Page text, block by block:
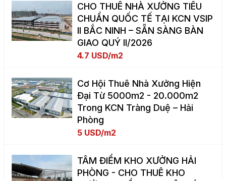
CHO THUÊ NHÀ XƯỞNG TIÊU
CHUẨN QUỐC TẾ TẠI KCN VSIP
II BẮC NINH – SẴN SÀNG BÀN
GIAO QUÝ II/2026
4.7 USD/m2
Cơ Hội Thuê Nhà Xưởng Hiện
Đại Từ 5000m2 - 20.000m2
Trong KCN Tràng Duệ – Hải
Phòng
5 USD/m2
TÂM ĐIỂM KHO XƯỞNG HẢI
PHÒNG - CHO THUÊ KHO